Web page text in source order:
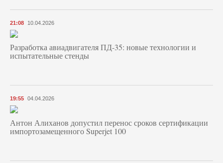
21:08 10.04.2026
Разработка авиадвигателя ПД-35: новые технологии и
испытательные стенды
19:55 04.04.2026
Антон Алиханов допустил перенос сроков сертификации
импортозамещенного Superjet 100